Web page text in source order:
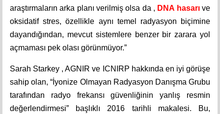
araştırmaların arka planı verilmiş olsa da , DNA hasarıve
oksidatif stres, özellikle aynı temel radyasyon biçimine
dayandığından, mevcut sistemlere benzer bir zarara yol
açmaması pek olası görünmüyor.”
Sarah Starkey , AGNIR ve ICNIRP hakkında en iyi görüşe
sahip olan, “İyonize Olmayan Radyasyon Danışma Grubu
tarafından radyo frekansı güvenliğinin yanlış resmin
değerlendirmesi” başlıklı 2016 tarihli makalesi. Bu,